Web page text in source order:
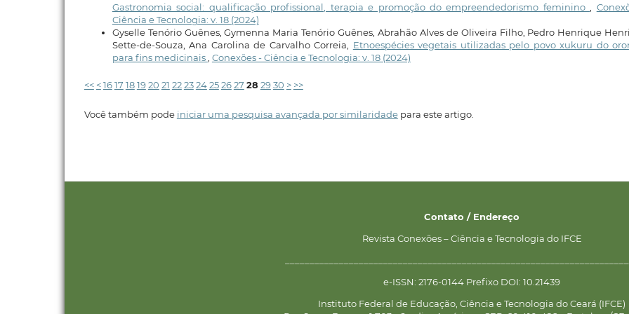
Gastronomia social: qualificação profissional, terapia e promoção do empreendedorismo feminino,
Ciência e Tecnologia: v. 18 (2024)
Gyselle Tenório Guênes, Gymenna Maria Tenório Guênes, Abrahão Alves de Oliveira Filho, Pedro Henrique
Sette-de-Souza, Ana Carolina de Carvalho Correia, Etnoespécies vegetais utilizadas pelo povo xukuru do
para fins medicinais, Conexões - Ciência e Tecnologia: v. 18 (2024)
<< <1617 181920 21 222324252627 28 2930 > >>
Você também pode iniciar uma pesquisa avançada por similaridadepara este artigo.
Contato / Endereço
Revista Conexões – Ciência e Tecnologia do IFCE
e-ISSN: 2176-0144 Prefixo DOI: 10.21439
Instituto Federal de Educação, Ciência e Tecnologia do Ceará (IFCE)